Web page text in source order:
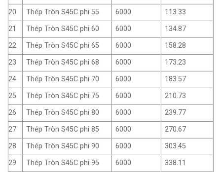
20 Thép Tròn S45C phi 55 6000
113.33
21
Thép Tròn S45C phi 60 6000
134.87
22
Thép Tròn S45C phi 65 6000
158.28
23
Thép Tròn S45C phi 68 6000
173.23
24
Thép Tròn S45C phi 70 6000
183.57
25
Thép Tròn S45C phi 75 6000
210.73
26
Thép Tròn S45C phi 80 6000
239.77
27
Thép Tròn S45C phi 85 6000
270.67
28
Thép Tròn S45C phi 90 6000
303.45
29
Thép Tròn S45C phi 95 6000
338.11